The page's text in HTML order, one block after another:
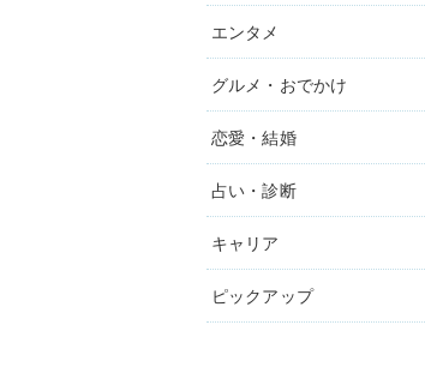
エンタメ
グルメ・おでかけ
恋愛・結婚
占い・診断
キャリア
ピックアップ